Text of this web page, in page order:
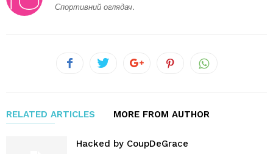
Спортивний оглядач.
RELATED ARTICLES MORE FROM AUTHOR
Hacked by CoupDeGrace